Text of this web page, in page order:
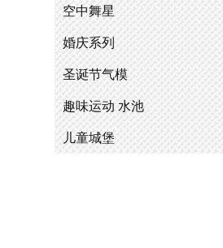
空中舞星
婚庆系列
圣诞节气模
趣味运动 水池
儿童城堡